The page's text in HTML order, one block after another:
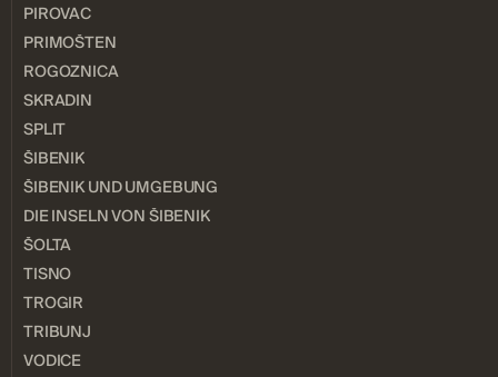
PIROVAC
PRIMOŠTEN
ROGOZNICA
SKRADIN
SPLIT
ŠIBENIK
ŠIBENIK UND UMGEBUNG
DIE INSELN VON ŠIBENIK
ŠOLTA
TISNO
TROGIR
TRIBUNJ
VODICE